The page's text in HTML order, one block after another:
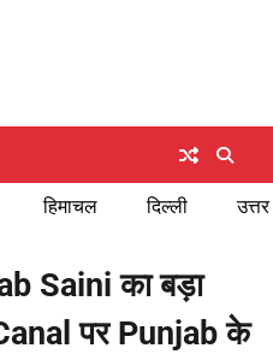
हिमाचल दिल्ली
Saini का बड़ा
पर Punjab के